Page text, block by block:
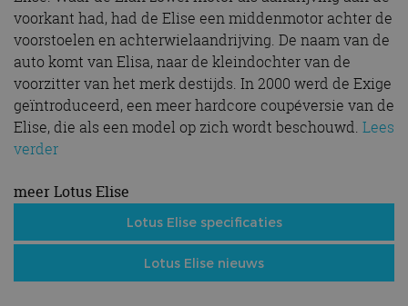
voorkant had, had de Elise een middenmotor achter de
voorstoelen en achterwielaandrijving. De naam van de
auto komt van Elisa, naar de kleindochter van de
voorzitter van het merk destijds. In 2000 werd de Exige
geïntroduceerd, een meer hardcore coupéversie van de
Elise, die als een model op zich wordt beschouwd. Lees
verder
meer Lotus Elise
Lotus Elise specificaties
Lotus Elise nieuws